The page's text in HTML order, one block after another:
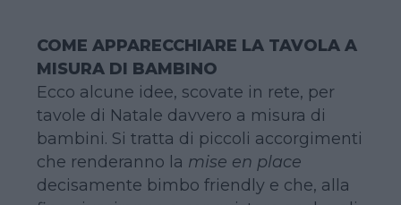
COME APPARECCHIARE LA TAVOLA A
MISURA DI BAMBINO
Ecco alcune idee, scovate in rete, per
tavole di Natale davvero a misura di
bambini. Si tratta di piccoli accorgimenti
che renderanno la mise en place
decisamente bimbo friendly e che, alla